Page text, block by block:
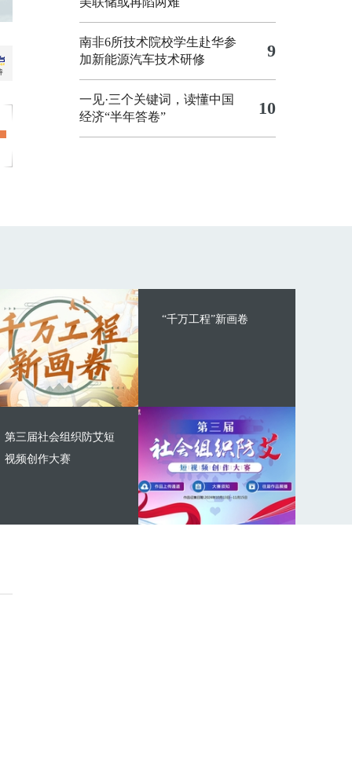
南非6所技术院校学生赴华参
加新能源汽车技术研修
9
一见·三个关键词，读懂中国
经济“半年答卷”
10
“千万工程”新画卷
第三届社会组织防艾短
视频创作大赛